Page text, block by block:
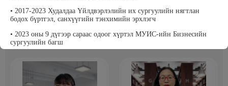
• 2017-2023 Худалдаа Үйлдвэрлэлийн их сургуулийн нягтлан
бодох бүртгэл, санхүүгийн тэнхимийн эрхлэгч
• 2023 оны 9 дүгээр сараас одоог хүртэл МУИС-ийн Бизнесийн
сургуулийн багш
Хүнс, Хөдөө Аж Ахуйн Төсөл,
Судалгааны платформ -Үүсгэн
байгуулагч
Компьютер график дизайнер